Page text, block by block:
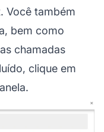
Você também
bem como
chamadas
clique em